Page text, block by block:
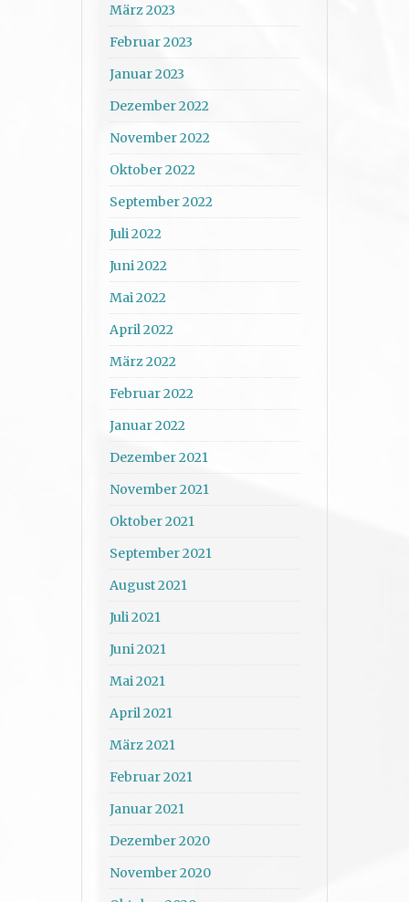
März 2023
Februar 2023
Januar 2023
Dezember 2022
November 2022
Oktober 2022
September 2022
Juli 2022
Juni 2022
Mai 2022
April 2022
März 2022
Februar 2022
Januar 2022
Dezember 2021
November 2021
Oktober 2021
September 2021
August 2021
Juli 2021
Juni 2021
Mai 2021
April 2021
März 2021
Februar 2021
Januar 2021
Dezember 2020
November 2020